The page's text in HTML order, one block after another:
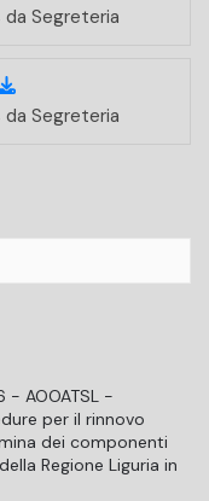
Segreteria
Segreteria
- AOOATSL -
per il rinnovo
dei componenti
Regione Liguria in